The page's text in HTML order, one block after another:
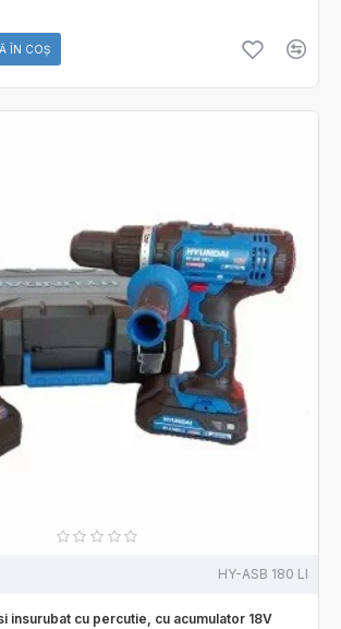
ÎN COŞ
HY-ASB 180 LI
insurubat cu percutie, cu acumulator 18V